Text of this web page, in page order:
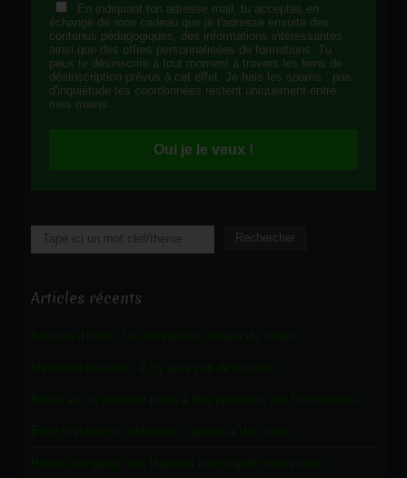
En indiquant ton adresse mail, tu acceptes en
échange de mon cadeau que je t'adresse ensuite des
contenus pédagogiques, des informations intéressantes,
ainsi que des offres personnalisées de formations. Tu
peux te désinscrire à tout moment à travers les liens de
désinscription prévus à cet effet. Je hais les spams : pas
d'inquiétude tes coordonnées restent uniquement entre
mes mains.
Oui je le veux !
Rechercher Rechercher
Articles récents